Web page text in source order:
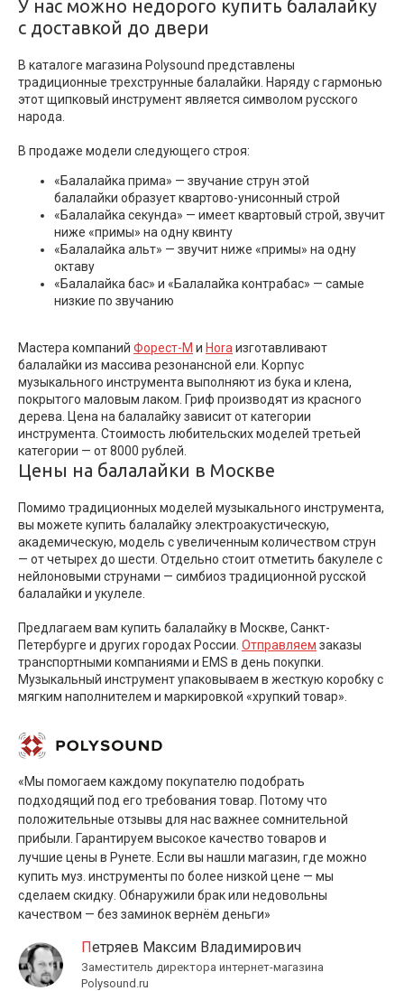
У нас можно недорого купить балалайку
с доставкой до двери
В каталоге магазина Polysound представлены
традиционные трехструнные балалайки. Наряду с гармонью
этот щипковый инструмент является символом русского
народа.
В продаже модели следующего строя:
«Балалайка прима» — звучание струн этой
балалайки образует квартово-унисонный строй
«Балалайка секунда» — имеет квартовый строй, звучит
ниже «примы» на одну квинту
«Балалайка альт» — звучит ниже «примы» на одну
октаву
«Балалайка бас» и «Балалайка контрабас» — самые
низкие по звучанию
Мастера компаний Форест-М и Hora изготавливают
балалайки из массива резонансной ели. Корпус
музыкального инструмента выполняют из бука и клена,
покрытого маловым лаком. Гриф производят из красного
дерева. Цена на балалайку зависит от категории
инструмента. Стоимость любительских моделей третьей
категории — от 8000 рублей.
Цены на балалайки в Москве
Помимо традиционных моделей музыкального инструмента,
вы можете купить балалайку электроакустическую,
академическую, модель с увеличенным количеством струн
— от четырех до шести. Отдельно стоит отметить бакулеле с
нейлоновыми струнами — симбиоз традиционной русской
балалайки и укулеле.
Предлагаем вам купить балалайку в Москве, Санкт-
Петербурге и других городах России. Отправляем заказы
транспортными компаниями и EMS в день покупки.
Музыкальный инструмент упаковываем в жесткую коробку с
мягким наполнителем и маркировкой «хрупкий товар».
«Мы помогаем каждому покупателю подобрать
подходящий под его требования товар. Потому что
положительные отзывы для нас важнее сомнительной
прибыли. Гарантируем высокое качество товаров и
лучшие цены в Рунете. Если вы нашли магазин, где можно
купить муз. инструменты по более низкой цене — мы
сделаем скидку. Обнаружили брак или недовольны
качеством — без заминок вернём деньги»
Петряев Максим Владимирович
Заместитель директора интернет-магазина
Polysound.ru